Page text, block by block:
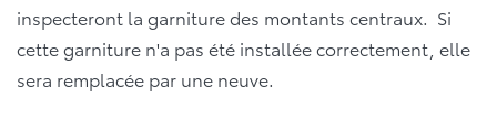
inspecteront la garniture des montants centraux. Si
cette garniture n'a pas été installée correctement, elle
sera remplacée par une neuve.